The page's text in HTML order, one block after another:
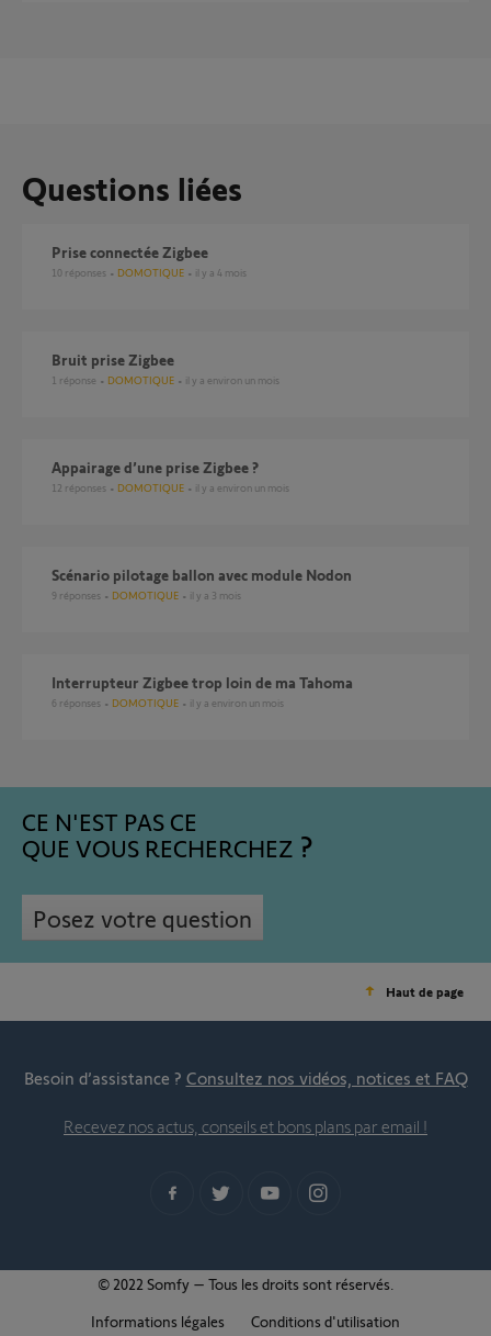
Questions liées
Prise connectée Zigbee
10 réponses DOMOTIQUE il y a 4 mois
Bruit prise Zigbee
1 réponse DOMOTIQUE il y a environ un mois
Appairage d’une prise Zigbee ?
12 réponses DOMOTIQUE il y a environ un mois
Scénario pilotage ballon avec module Nodon
9 réponses DOMOTIQUE il y a 3 mois
interrupteur Zigbee trop loin de ma Tahoma
6 réponses DOMOTIQUE il y a environ un mois
CE N'EST PAS CE
QUE VOUS RECHERCHEZ
Posez votre question
Haut de page
Besoin d’assistance ? Consultez nos vidéos, notices et FAQ
Recevez nos actus, conseils et bons plans par email !
© 2022 Somfy – Tous les droits sont réservés.
Informations légales
Conditions d'utilisation